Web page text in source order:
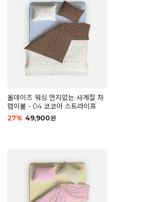
올데이즈 워싱 먼지없는 사계절 차
렵이불 - 04 코코아 스트라이프
27% 49,900원